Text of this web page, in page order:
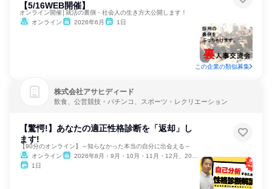
【5/16WEB開催】
オンライン開催│就活の裏側・社会人の生き方大公開します！
オンライン
2026年6月 1日
この企業の類似募集
株式会社アサヒディード
飲食、公営競技・パチンコ、スポーツ・レクリエーション
【驚愕!】あなたの適正性格診断を「返却」し
ます!
【90分のオンライン】～知らなかった本当の自分に出会える～
オンライン
2026年8月・9月・10月・11月・12月、2027年1月・2月・3月
1日